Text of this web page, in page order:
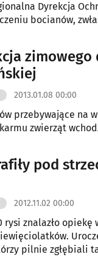
Dyrekcja
bocianów,
2013.01.08 00:00
przebywające na
zwierząt
pod
2012.11.02 00:00
rysi znalazło
pilnie zgłębiali